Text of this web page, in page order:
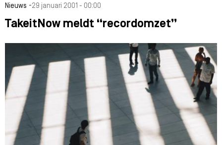
Nieuws -29 januari 2001 - 00:00
TakeitNow meldt “recordomzet”